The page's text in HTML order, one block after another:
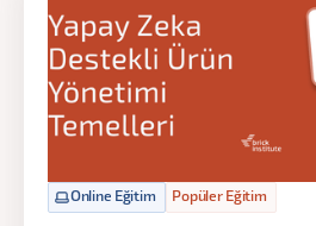
Online Eğitim Popüler Eğitim